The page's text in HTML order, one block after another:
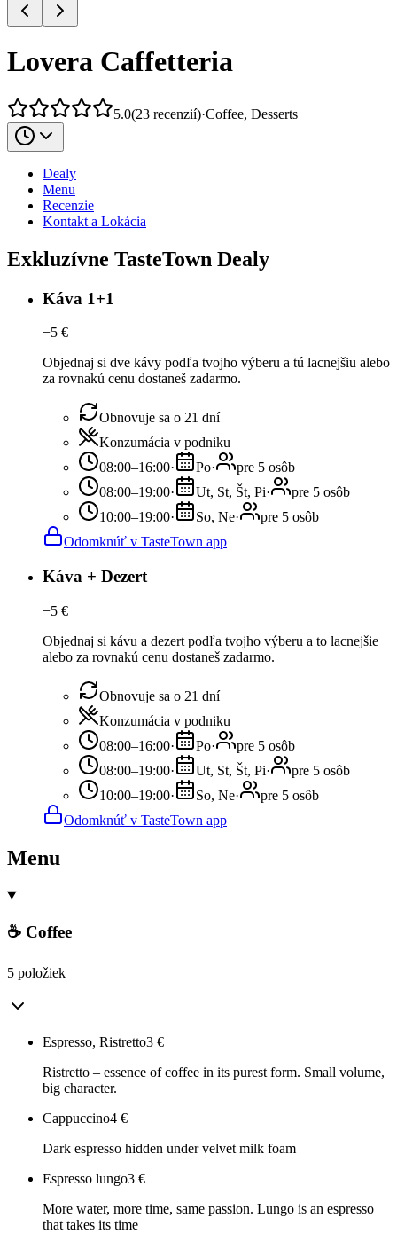
Lovera Caffetteria
5.0(23 recenzií)·Coffee, Desserts
Dealy
Menu
Recenzie
Kontakt a Lokácia
Exkluzívne TasteTown Dealy
Káva 1+1
−5 €
Objednaj si dve kávy podľa tvojho výberu a tú lacnejšiu alebo
za rovnakú cenu dostaneš zadarmo.
Obnovuje sa o 21 dní
Konzumácia v podniku
08:00–16:00· Po·
pre 5 osôb
08:00–19:00· Ut, St, Št, Pi·
pre 5 osôb
10:00–19:00· So, Ne·
pre 5 osôb
Odomknúť v TasteTown app
Káva + Dezert
−5 €
Objednaj si kávu a dezert podľa tvojho výberu a to lacnejšie
alebo za rovnakú cenu dostaneš zadarmo.
Obnovuje sa o 21 dní
Konzumácia v podniku
08:00–16:00· Po·
pre 5 osôb
08:00–19:00· Ut, St, Št, Pi·
pre 5 osôb
10:00–19:00· So, Ne·
pre 5 osôb
Odomknúť v TasteTown app
Menu
☕ Coffee
5 položiek
Espresso, Ristretto3 €
Ristretto – essence of coffee in its purest form. Small volume,
big character.
Cappuccino4 €
Dark espresso hidden under velvet milk foam
Espresso lungo3 €
More water, more time, same passion. Lungo is an espresso
that takes its time